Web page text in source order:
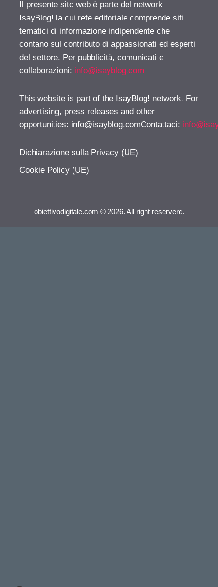
Il presente sito web è parte del network
IsayBlog! la cui rete editoriale comprende siti
tematici di informazione indipendente che
contano sul contributo di appassionati ed esperti
del settore. Per pubblicità, comunicati e
collaborazioni: info@isayblog.com
This website is part of the IsayBlog! network. For
advertising, press releases and other
opportunities: info@isayblog.comContattaci:
Dichiarazione sulla Privacy (UE)
Cookie Policy (UE)
obiettivodigitale.com © 2026. All right reserverd.